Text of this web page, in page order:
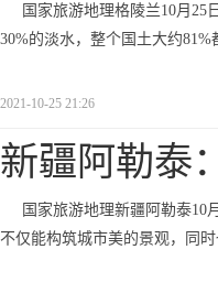
国家旅游地理格陵兰10月
30%的淡水，整个国土大约81%
2021-10-25 21:26
新疆阿勒泰
国家旅游地理新疆阿勒泰10
不仅能构筑城市美的景观，同时